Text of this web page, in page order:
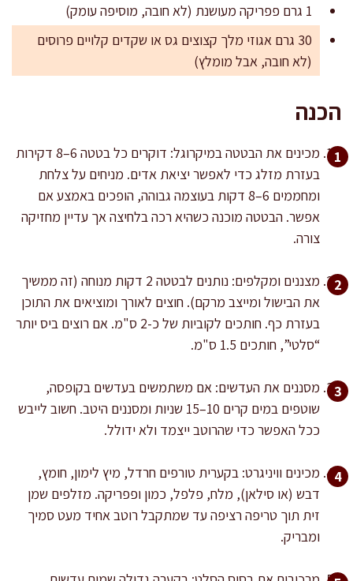
1 גרם פפריקה מעושנת (לא חובה, מוסיפה עומק)
30 גרם אגוזי מלך קצוצים גס או שקדים קלויים פרוסים
(לא חובה, אבל מומלץ)
הכנה
מכינים את הבטטה במיקרוגל: דוקרים כל בטטה 6–8 דקירות
בעזרת מזלג כדי לאפשר יציאת אדים. מניחים על צלחת
ומחממים 6–8 דקות בעוצמה גבוהה, הופכים באמצע אם
אפשר. הבטטה מוכנה כשהיא רכה בלחיצה אך עדיין מחזיקה
צורה.
מצננים ומקלפים: נותנים לבטטה 2 דקות מנוחה (זה ממשיך
את הבישול ומייצב מרקם). חוצים לאורך ומוציאים את התוכן
בעזרת כף. חותכים לקוביות של כ-2 ס"מ. אם רוצים ביס יותר
“סלטי”, חותכים 1.5 ס"מ.
מסננים את העדשים: אם משתמשים בעדשים בקופסה,
שוטפים במים קרים 10–15 שניות ומסננים היטב. חשוב לייבש
ככל האפשר כדי שהרוטב ייצמד ולא ידולל.
מכינים וויניגרט: בקערית טורפים חרדל, מיץ לימון, חומץ,
דבש (או סילאן), מלח, פלפל, כמון ופפריקה. מזלפים שמן
זית תוך טריפה רציפה עד שמתקבל רוטב אחיד מעט סמיך
ומבריק.